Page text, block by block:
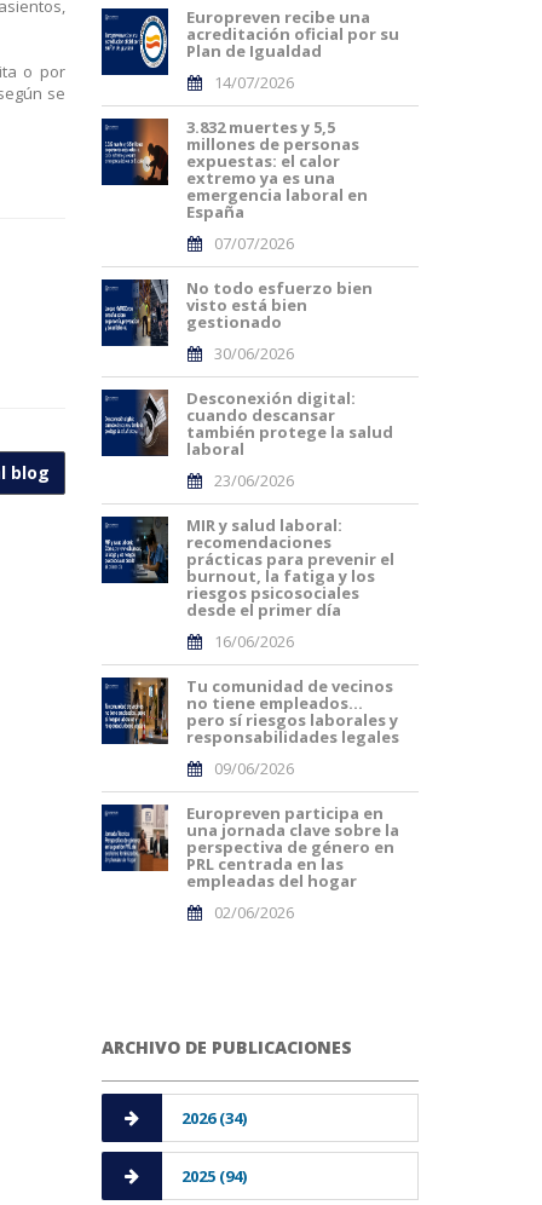
o por
se
blog
Europreven recibe una
acreditación oficial por su
Plan de Igualdad
14/07/2026
3.832 muertes y 5,5
millones de personas
expuestas: el calor
extremo ya es una
emergencia laboral en
España
07/07/2026
No todo esfuerzo bien
visto está bien
gestionado
30/06/2026
Desconexión digital:
cuando descansar
también protege la salud
laboral
23/06/2026
MIR y salud laboral:
recomendaciones
prácticas para prevenir el
burnout, la fatiga y los
riesgos psicosociales
desde el primer día
16/06/2026
Tu comunidad de vecinos
no tiene empleados…
pero sí riesgos laborales y
responsabilidades legales
09/06/2026
Europreven participa en
una jornada clave sobre la
perspectiva de género en
PRL centrada en las
empleadas del hogar
02/06/2026
ARCHIVO DE PUBLICACIONES
2026 (34)
2025 (94)